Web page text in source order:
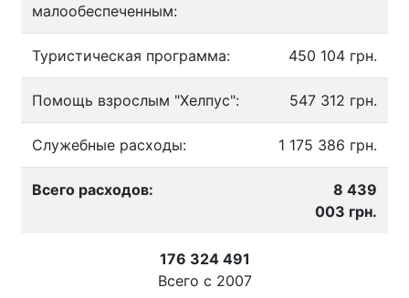
малообеспеченным:
Туристическая программа: 450 104 грн.
Помощь взрослым "Хелпус": 547 312 грн.
Служебные расходы: 1 175 386 грн.
Всего расходов:
8 439
003 грн.
176 324 491
Всего с 2007